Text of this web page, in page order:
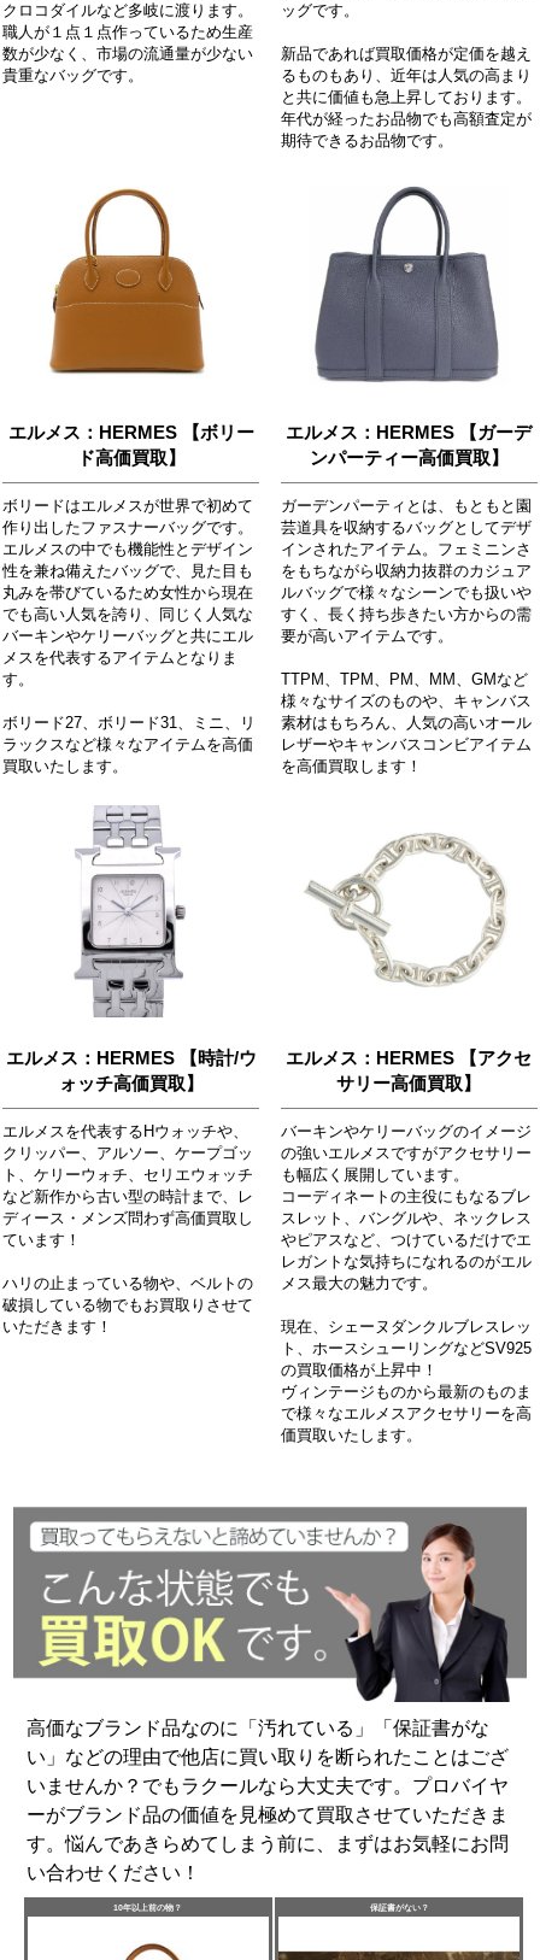
クロコダイルなど多岐に渡ります。
職人が１点１点作っているため生産
数が少なく、市場の流通量が少ない
貴重なバッグです。
ッグです。
新品であれば買取価格が定価を越え
るものもあり、近年は人気の高まり
と共に価値も急上昇しております。
年代が経ったお品物でも高額査定が
期待できるお品物です。
エルメス：HERMES 【ボリー
ド高価買取】
ボリードはエルメスが世界で初めて
作り出したファスナーバッグです。
エルメスの中でも機能性とデザイン
性を兼ね備えたバッグで、見た目も
丸みを帯びているため女性から現在
でも高い人気を誇り、同じく人気な
バーキンやケリーバッグと共にエル
メスを代表するアイテムとなりま
す。
ボリード27、ボリード31、ミニ、リ
ラックスなど様々なアイテムを高価
買取いたします。
エルメス：HERMES 【ガーデ
ンパーティー高価買取】
ガーデンパーティとは、もともと園
芸道具を収納するバッグとしてデザ
インされたアイテム。フェミニンさ
をもちながら収納力抜群のカジュア
ルバッグで様々なシーンでも扱いや
すく、長く持ち歩きたい方からの需
要が高いアイテムです。
TTPM、TPM、PM、MM、GMなど
様々なサイズのものや、キャンバス
素材はもちろん、人気の高いオール
レザーやキャンバスコンビアイテム
を高価買取します！
エルメス：HERMES 【時計/ウ
ォッチ高価買取】
エルメスを代表するHウォッチや、
クリッパー、アルソー、ケープゴッ
ト、ケリーウォチ、セリエウォッチ
など新作から古い型の時計まで、レ
ディース・メンズ問わず高価買取し
ています！
ハリの止まっている物や、ベルトの
破損している物でもお買取りさせて
いただきます！
エルメス：HERMES 【アクセ
サリー高価買取】
バーキンやケリーバッグのイメージ
の強いエルメスですがアクセサリー
も幅広く展開しています。
コーディネートの主役にもなるブレ
スレット、バングルや、ネックレス
やピアスなど、つけているだけでエ
レガントな気持ちになれるのがエル
メス最大の魅力です。
現在、シェーヌダンクルブレスレッ
ト、ホースシューリングなどSV925
の買取価格が上昇中！
ヴィンテージものから最新のものま
で様々なエルメスアクセサリーを高
価買取いたします。
高価なブランド品なのに「汚れている」「保証書がな
い」などの理由で他店に買い取りを断られたことはござ
いませんか？でもラクールなら大丈夫です。プロバイヤ
ーがブランド品の価値を見極めて買取させていただきま
す。悩んであきらめてしまう前に、まずはお気軽にお問
い合わせください！
10年以上前の物？ 保証書がない？